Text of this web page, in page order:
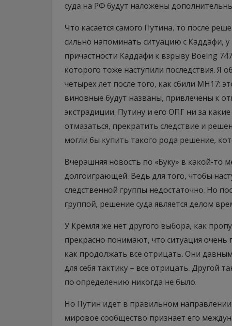
суда на РФ будут наложены
Что касается самого Путина, то после
сильно напоминать ситуацию с Каддафи,
причастности Каддафи к взрыву Boeing
которого тоже наступили последствия. Я
четырех лет после того, как сбили MH17:
виновные будут названы, привлечены к
экстрадиции. Путину и его ОПГ ни за
отмазаться, прекратить следствие и
могли бы купить такого рода решение,
Вчерашняя новость по «Буку» в какой-то
долгоиграющей. Ведь для того, чтобы
следственной группы недостаточно. Но
группой, решение суда является делом
У Кремля же нет другого выбора, как
прекрасно понимают, что ситуация очень
как продолжать все отрицать. Они
для себя тактику – все отрицать. Другой
по определению никогда не было.
Но Путин идет в правильном
мировое сообщество признает его